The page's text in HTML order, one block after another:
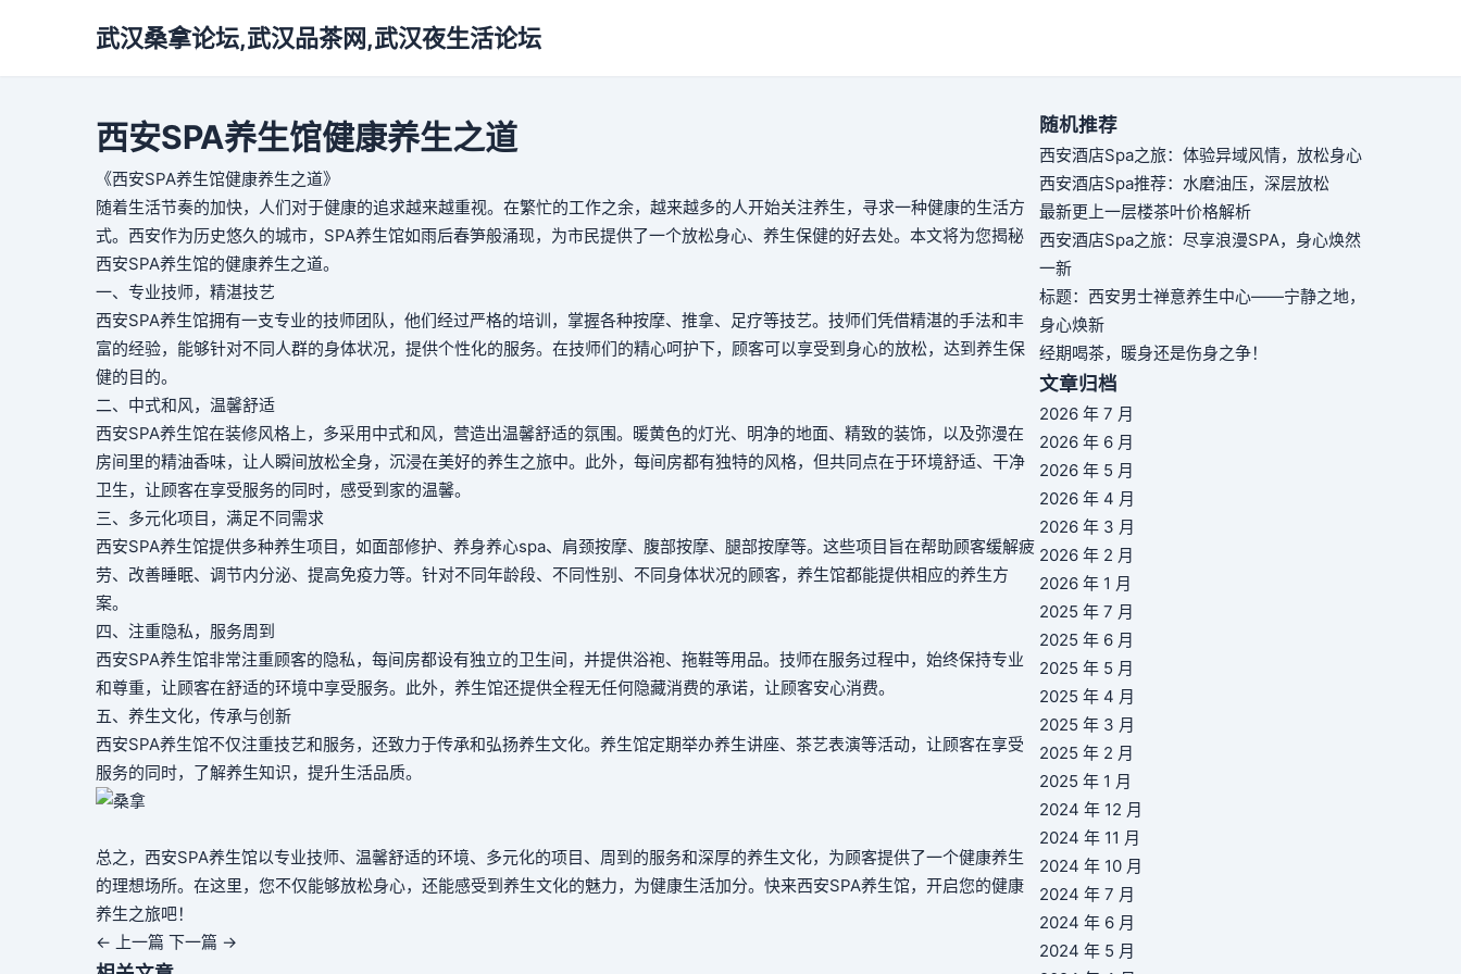
武汉桑拿论坛,武汉品茶网,武汉夜生活论坛
西安SPA养生馆健康养生之道
《西安SPA养生馆健康养生之道》
随着生活节奏的加快，人们对于健康的追求越来越重视。在繁忙的工作之余，越来越多的人开始关注养生，寻求一种健康的生活方
式。西安作为历史悠久的城市，SPA养生馆如雨后春笋般涌现，为市民提供了一个放松身心、养生保健的好去处。本文将为您揭秘
西安SPA养生馆的健康养生之道。
一、专业技师，精湛技艺
西安SPA养生馆拥有一支专业的技师团队，他们经过严格的培训，掌握各种按摩、推拿、足疗等技艺。技师们凭借精湛的手法和丰
富的经验，能够针对不同人群的身体状况，提供个性化的服务。在技师们的精心呵护下，顾客可以享受到身心的放松，达到养生保
健的目的。
二、中式和风，温馨舒适
西安SPA养生馆在装修风格上，多采用中式和风，营造出温馨舒适的氛围。暖黄色的灯光、明净的地面、精致的装饰，以及弥漫在
房间里的精油香味，让人瞬间放松全身，沉浸在美好的养生之旅中。此外，每间房都有独特的风格，但共同点在于环境舒适、干净
卫生，让顾客在享受服务的同时，感受到家的温馨。
三、多元化项目，满足不同需求
西安SPA养生馆提供多种养生项目，如面部修护、养身养心spa、肩颈按摩、腹部按摩、腿部按摩等。这些项目旨在帮助顾客缓解疲
劳、改善睡眠、调节内分泌、提高免疫力等。针对不同年龄段、不同性别、不同身体状况的顾客，养生馆都能提供相应的养生方
案。
四、注重隐私，服务周到
西安SPA养生馆非常注重顾客的隐私，每间房都设有独立的卫生间，并提供浴袍、拖鞋等用品。技师在服务过程中，始终保持专业
和尊重，让顾客在舒适的环境中享受服务。此外，养生馆还提供全程无任何隐藏消费的承诺，让顾客安心消费。
五、养生文化，传承与创新
西安SPA养生馆不仅注重技艺和服务，还致力于传承和弘扬养生文化。养生馆定期举办养生讲座、茶艺表演等活动，让顾客在享受
服务的同时，了解养生知识，提升生活品质。
总之，西安SPA养生馆以专业技师、温馨舒适的环境、多元化的项目、周到的服务和深厚的养生文化，为顾客提供了一个健康养生
的理想场所。在这里，您不仅能够放松身心，还能感受到养生文化的魅力，为健康生活加分。快来西安SPA养生馆，开启您的健康
养生之旅吧！
← 上一篇 下一篇 →
随机推荐
西安酒店Spa之旅：体验异域风情，放松身心
西安酒店Spa推荐：水磨油压，深层放松
最新更上一层楼茶叶价格解析
西安酒店Spa之旅：尽享浪漫SPA，身心焕然
一新
标题：西安男士禅意养生中心——宁静之地，
身心焕新
经期喝茶，暖身还是伤身之争！
文章归档
2026 年 7 月
2026 年 6 月
2026 年 5 月
2026 年 4 月
2026 年 3 月
2026 年 2 月
2026 年 1 月
2025 年 7 月
2025 年 6 月
2025 年 5 月
2025 年 4 月
2025 年 3 月
2025 年 2 月
2025 年 1 月
2024 年 12 月
2024 年 11 月
2024 年 10 月
2024 年 7 月
2024 年 6 月
2024 年 5 月